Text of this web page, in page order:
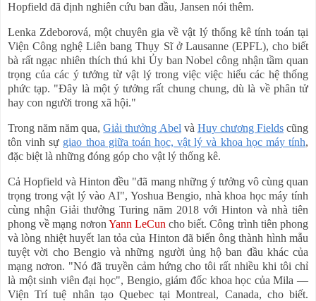
Hopfield đã định nghiên cứu ban đầu, Jansen nói thêm.
Lenka Zdeborová, một chuyên gia về vật lý thống kê tính toán tại
Viện Công nghệ Liên bang Thụy Sĩ ở Lausanne (EPFL), cho biết
bà rất ngạc nhiên thích thú khi Ủy ban Nobel công nhận tầm quan
trọng của các ý tưởng từ vật lý trong việcviệc hiểu các hệ thống
phức tạp. "Đây là một ý tưởng rất chung chung, dù là về phân tử
hay con người trong xã hội."
Trong năm năm qua,Giải thưởng Abel và Huy chương Fieldscũng
tôn vinh sự giao thoa giữa toán học, vật lý và khoa học máy tính,
đặc biệt là những đóng góp cho vật lý thống kê.
Cả Hopfield và Hinton đều "đã mangnhững ý tưởng vô cùng quan
trọng trongvật lý vào AI", Yoshua Bengio, nhà khoa học máy tính
cùng nhận Giải thưởng Turing năm 2018 với Hinton và nhà tiên
phong về mạng nơron Yann LeCun cho biết. Công trình tiên phong
và lòng nhiệt huyết lan tỏa của Hinton đã biến ông thành hình mẫu
tuyệt vời cho Bengio và những người ủng hộ ban đầu khác của
mạng nơron. "Nó đã truyền cảm hứng cho tôi rất nhiều khi tôi chỉ
là một sinh viên đại học", Bengio, giám đốc khoa học của Mila —
Viện Trí tuệ nhân tạo Quebec tại Montreal, Canada, cho biết.